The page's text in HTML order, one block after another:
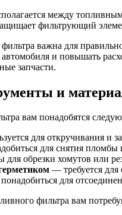
между
фильтрующий
важна для
и повышать
запчасти.
и
вам понадобятся
для откручивания и
для снятия
обрезки хомутов или
— требуется для
для
фильтра вам